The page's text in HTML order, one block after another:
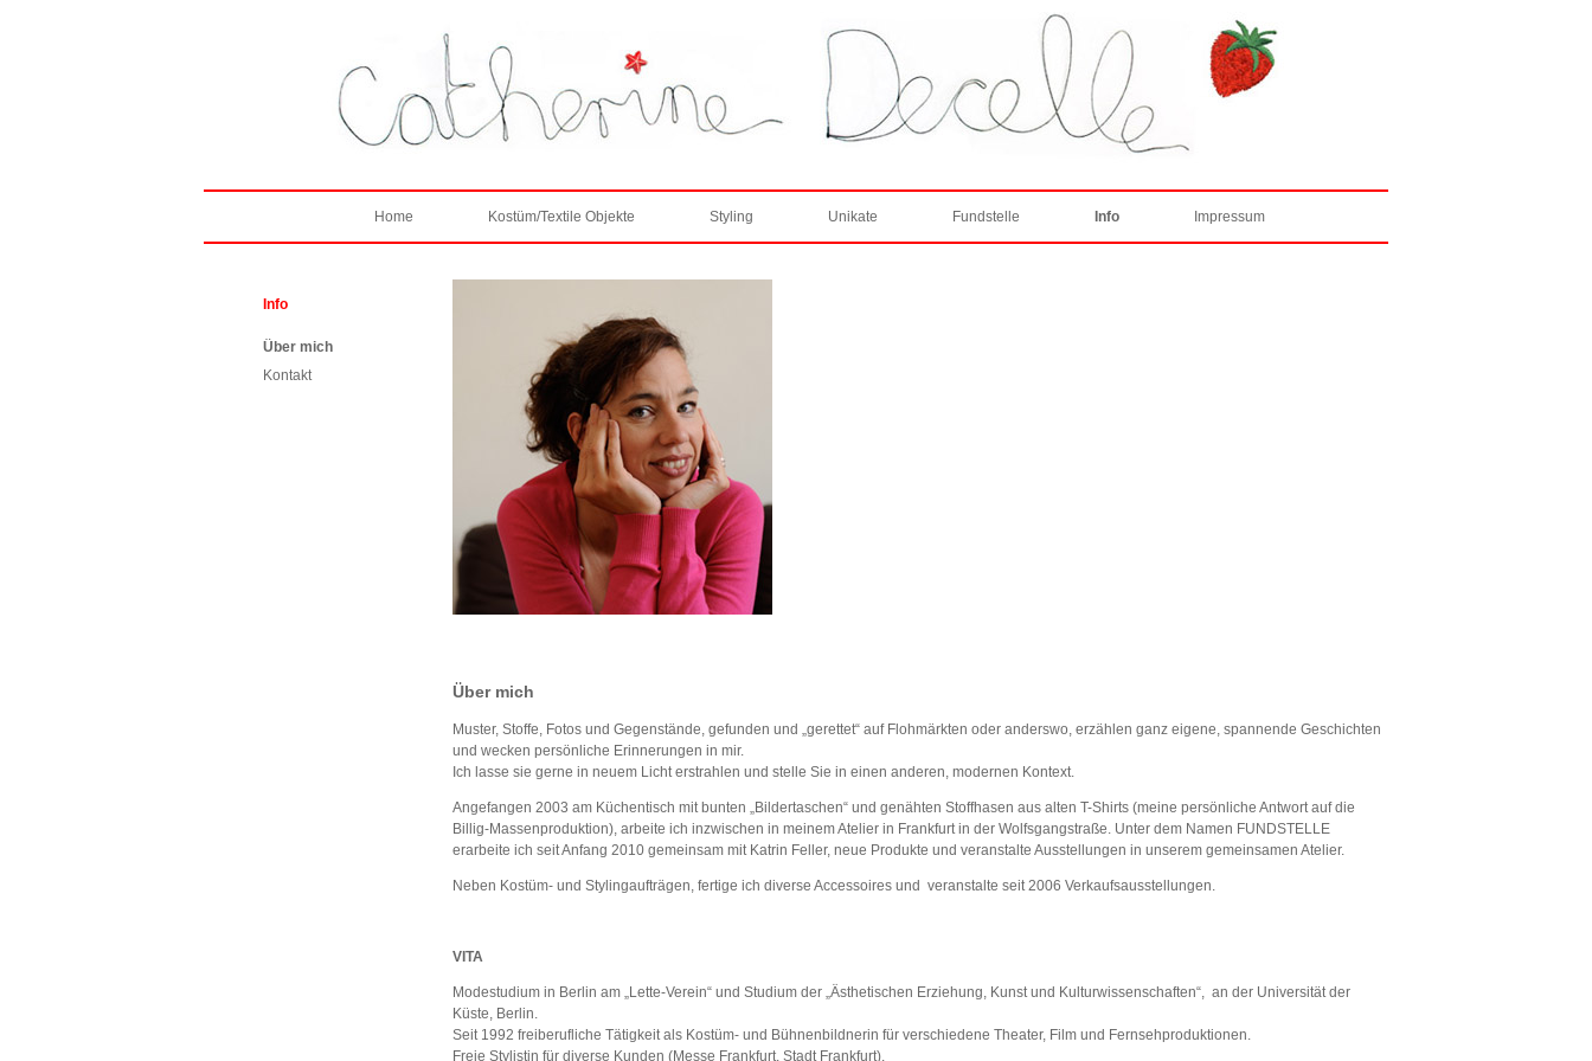
Home Kostüm/Textile Objekte Styling Unikate Fundstelle Info Impressum
Info
Über mich
Kontakt
Über mich
Muster, Stoffe, Fotos und Gegenstände, gefunden und „gerettet“ auf Flohmärkten oder anderswo, erzählen ganz eigene, spannende Geschichten
und wecken persönliche Erinnerungen in mir.
Ich lasse sie gerne in neuem Licht erstrahlen und stelle Sie in einen anderen, modernen Kontext.
Angefangen 2003 am Küchentisch mit bunten „Bildertaschen“ und genähten Stoffhasen aus alten T-Shirts (meine persönliche Antwort auf die
Billig-Massenproduktion), arbeite ich inzwischen in meinem Atelier in Frankfurt in der Wolfsgangstraße. Unter dem Namen FUNDSTELLE
erarbeite ich seit Anfang 2010 gemeinsam mit Katrin Feller, neue Produkte und veranstalte Ausstellungen in unserem gemeinsamen Atelier.
Neben Kostüm- und Stylingaufträgen, fertige ich diverse Accessoires und veranstalte seit 2006 Verkaufsausstellungen.
VITA
Modestudium in Berlin am „Lette-Verein“ und Studium der „Ästhetischen Erziehung, Kunst und Kulturwissenschaften“, an der Universität der
Küste, Berlin.
Seit 1992 freiberufliche Tätigkeit als Kostüm- und Bühnenbildnerin für verschiedene Theater, Film und Fernsehproduktionen.
Freie Stylistin für diverse Kunden (Messe Frankfurt, Stadt Frankfurt).